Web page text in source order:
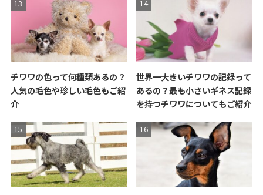
チワワの色って何種類あるの？
人気の毛色や珍しい毛色もご紹
介
世界一大きいチワワの記録って
あるの？最も小さいギネス記録
を持つチワワについてもご紹介